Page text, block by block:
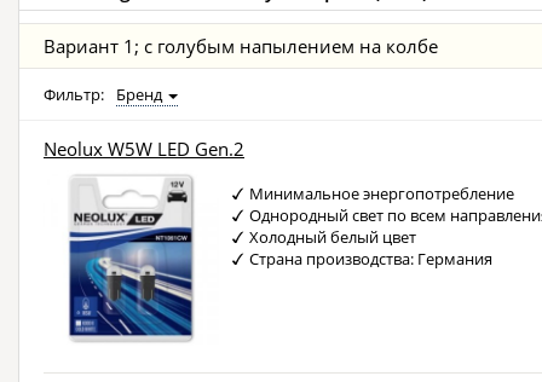
Вариант 1; с голубым напылением на колбе
Фильтр: Бренд
Neolux W5W LED Gen.2
Минимальное энергопотребление
Однородный свет по всем
Холодный белый цвет
Страна производства: Германия